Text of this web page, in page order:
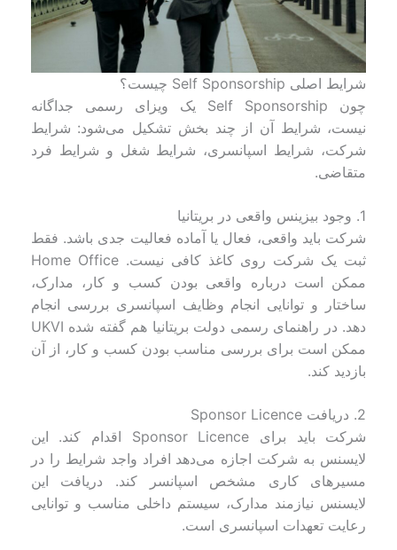
شرایط اصلی Self Sponsorship چیست؟
چون Self Sponsorship یک ویزای رسمی جداگانه
نیست، شرایط آن از چند بخش تشکیل می‌شود: شرایط
شرکت، شرایط اسپانسری، شرایط شغل و شرایط فرد
متقاضی.
1. وجود بیزینس واقعی در بریتانیا
شرکت باید واقعی، فعال یا آماده فعالیت جدی باشد. فقط
ثبت یک شرکت روی کاغذ کافی نیست. Home Office
ممکن است درباره واقعی بودن کسب و کار، مدارک،
ساختار و توانایی انجام وظایف اسپانسری بررسی انجام
دهد. در راهنمای رسمی دولت بریتانیا هم گفته شده UKVI
ممکن است برای بررسی مناسب بودن کسب و کار، از آن
بازدید کند.
2. دریافت Sponsor Licence
شرکت باید برای Sponsor Licence اقدام کند. این
لایسنس به شرکت اجازه می‌دهد افراد واجد شرایط را در
مسیرهای کاری مشخص اسپانسر کند. دریافت این
لایسنس نیازمند مدارک، سیستم داخلی مناسب و توانایی
رعایت تعهدات اسپانسری است.